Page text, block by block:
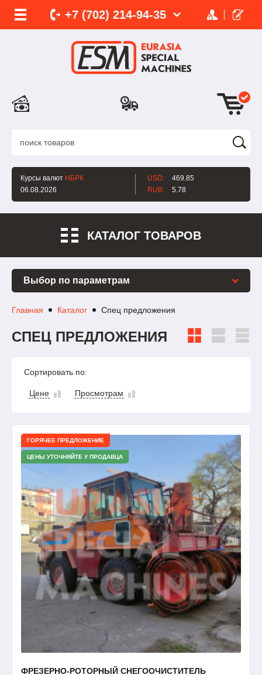
+7 (702) 214-94-35
Курсы валют НБРК
06.08.2026
USD:
469.85
RUB:
5.78
КАТАЛОГ ТОВАРОВ
Выбор по параметрам
Главная Каталог Спец предложения
СПЕЦ ПРЕДЛОЖЕНИЯ
Сортировать по:
Цене Просмотрам
ГОРЯЧЕЕ ПРЕДЛОЖЕНИЕ
ЦЕНЫ УТОЧНЯЙТЕ У ПРОДАВЦА
ФРЕЗЕРНО-РОТОРНЫЙ СНЕГООЧИСТИТЕЛЬ